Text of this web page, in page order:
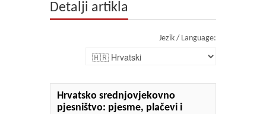
Detalji artikla
Jezik / Language:
Hrvatsko srednjovjekovno
pjesništvo: pjesme, plačevi i